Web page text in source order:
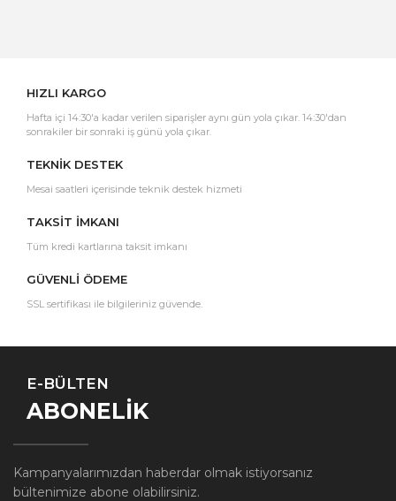
HIZLI KARGO
Hafta içi 14:30'a kadar verilen siparişler aynı gün yola çıkar. 14:30'dan
sonrakiler bir sonraki iş günü yola çıkar.
TEKNİK DESTEK
Mesai saatleri içerisinde teknik destek hizmeti
TAKSİT İMKANI
Tüm kredi kartlarına taksit imkanı
GÜVENLİ ÖDEME
SSL sertifikası ile bilgileriniz güvende.
E-BÜLTEN
ABONELİK
Kampanyalarımızdan haberdar olmak istiyorsanız
bültenimize abone olabilirsiniz.